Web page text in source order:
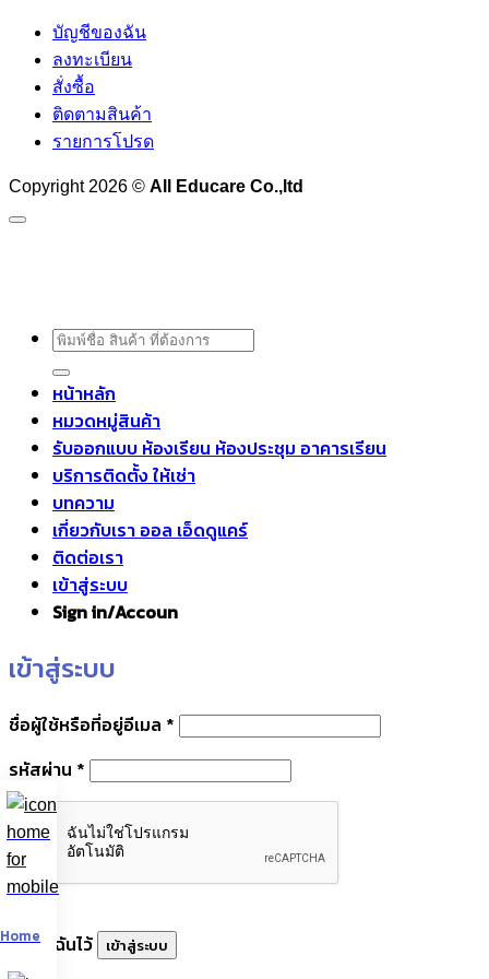
บัญชีของฉัน
ลงทะเบียน
สั่งซื้อ
ติดตามสินค้า
รายการโปรด
Copyright 2026 © All Educare Co.,ltd
ค้นหา:
หน้าหลัก
หมวดหมู่สินค้า
รับออกแบบ ห้องเรียน ห้องประชุม อาคารเรียน
บริการติดตั้ง ให้เช่า
บทความ
เกี่ยวกับเรา ออล เอ็ดดูแคร์
ติดต่อเรา
เข้าสู่ระบบ
Sign in/Accoun
Home
เข้าสู่ระบบ
ชื่อผู้ใช้หรือที่อยู่อีเมล * ต้องการ
รหัสผ่าน * ต้องการ
จำฉันไว้ เข้าสู่ระบบ